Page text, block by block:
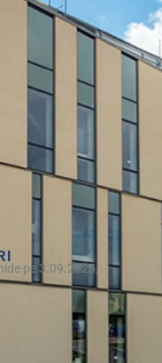
pe 3.09.2025,